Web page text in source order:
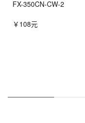
FX-350CN-CW-2
￥108元